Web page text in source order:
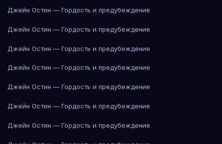
Джейн Остин — Гордость и предубеждение
Джейн Остин — Гордость и предубеждение
Джейн Остин — Гордость и предубеждение
Джейн Остин — Гордость и предубеждение
Джейн Остин — Гордость и предубеждение
Джейн Остин — Гордость и предубеждение
Джейн Остин — Гордость и предубеждение